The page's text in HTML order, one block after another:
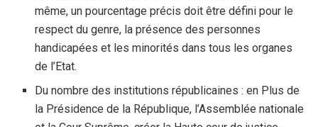
même, un pourcentage précis doit être défini pour le
respect du genre, la présence des personnes
handicapées et les minorités dans tous les organes
de l’Etat.
Du nombre des institutions républicaines : en Plus de
la Présidence de la République, l’Assemblée nationale